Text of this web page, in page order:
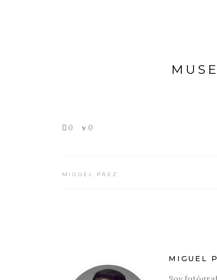
0 0
MIGUEL PÁEZ
MIGUEL